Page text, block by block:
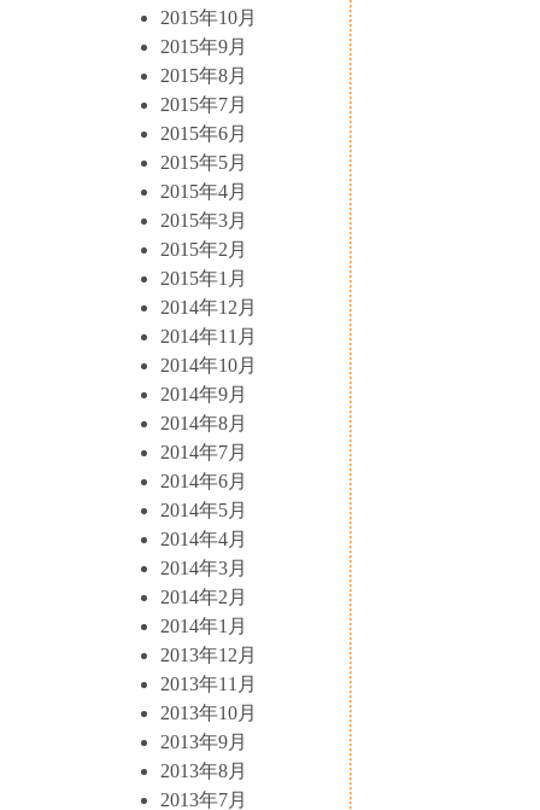
2015年10月
2015年9月
2015年8月
2015年7月
2015年6月
2015年5月
2015年4月
2015年3月
2015年2月
2015年1月
2014年12月
2014年11月
2014年10月
2014年9月
2014年8月
2014年7月
2014年6月
2014年5月
2014年4月
2014年3月
2014年2月
2014年1月
2013年12月
2013年11月
2013年10月
2013年9月
2013年8月
2013年7月